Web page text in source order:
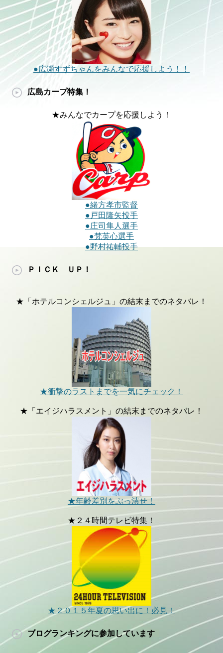
●広瀬すずちゃんをみんなで応援しよう！！
広島カープ特集！
★みんなでカープを応援しよう！
●緒方孝市監督
●戸田隆矢投手
●庄司隼人選手
●梵英心選手
●野村祐輔投手
ＰＩＣＫ ＵＰ！
★「ホテルコンシェルジュ」の結末までのネタバレ！
★衝撃のラストまでを一気にチェック！
★「エイジハラスメント」の結末までのネタバレ！
★年齢差別をぶっ潰せ！
★２４時間テレビ特集！
★２０１５年夏の思い出に！必見！
ブログランキングに参加しています